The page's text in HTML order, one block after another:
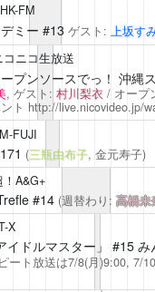
FM
ミー #13 ゲスト: 上坂す
コニコ生放送
プンソースでっ！ 沖縄
, ゲスト: 村川梨衣/ オープ
ト http://live.nicovideo.jp/
FUJI
(三瓶由布子, 金元寿子)
！A&G+
#14 (週替わり:高橋未
X
イドルマスター」 #15 み
ート放送は7/8(月)9:00, 7/